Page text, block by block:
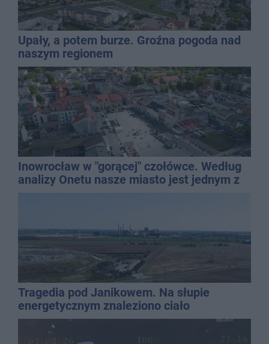
Upały, a potem burze. Groźna pogoda nad
naszym regionem
Inowrocław w "gorącej" czołówce. Według
analizy Onetu nasze miasto jest jednym z
Tragedia pod Janikowem. Na słupie
energetycznym znaleziono ciało
mężczyzny